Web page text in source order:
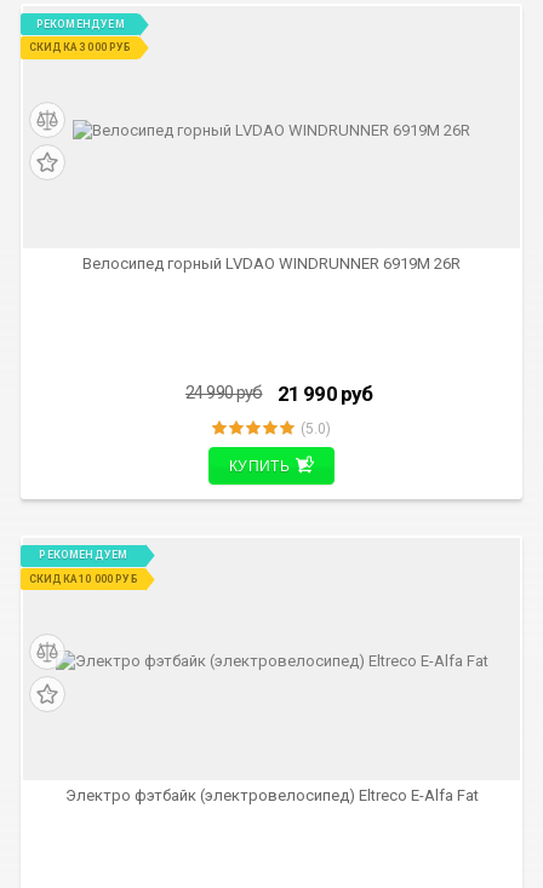
СКИДКА 3 000 РУБ
Велосипед горный LVDAO WINDRUNNER 6919M 26R
24 990руб 21 990 руб
(5.0)
КУПИТЬ
РЕКОМЕНДУЕМ
СКИДКА 10 000 РУБ
Электро фэтбайк (электровелосипед) Eltreco E-Alfa Fat